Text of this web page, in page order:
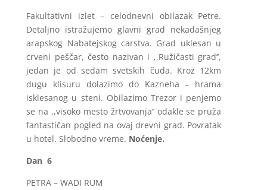
Fakultativni izlet – celodnevni obilazak Petre.
Detaljno istražujemo glavni grad nekadašnjeg
arapskog Nabatejskog carstva. Grad uklesan u
crveni peščar, često nazivan i ,,Ružičasti grad’’,
jedan je od sedam svetskih čuda. Kroz 12km
dugu klisuru dolazimo do Kazneha – hrama
isklesanog u steni. Obilazimo Trezor i penjemo
se na ,,visoko mesto žrtvovanja’’ odakle se pruža
fantastičan pogled na ovaj drevni grad. Povratak
u hotel. Slobodno vreme. Noćenje.
Dan 6
PETRA – WADI RUM